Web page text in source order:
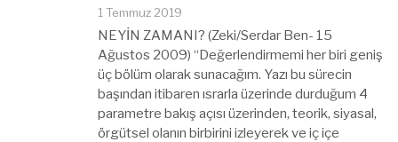
1 Temmuz 2019
NEYİN ZAMANI? (Zeki/Serdar Ben- 15
Ağustos 2009) “Değerlendirmemi her biri geniş
üç bölüm olarak sunacağım. Yazı bu sürecin
başından itibaren ısrarla üzerinde durduğum 4
parametre bakış açısı üzerinden, teorik, siyasal,
örgütsel olanın birbirini izleyerek ve iç içe